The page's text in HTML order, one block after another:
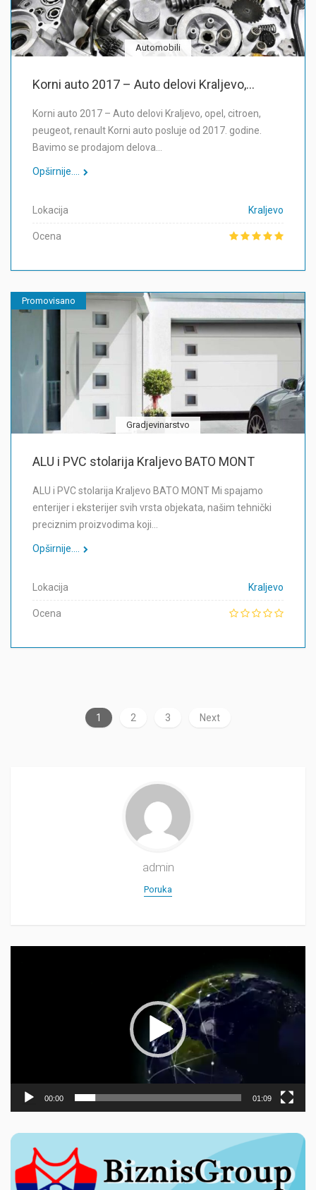
Automobili
Korni auto 2017 – Auto delovi Kraljevo,...
Korni auto 2017 – Auto delovi Kraljevo, opel, citroen,
peugeot, renault Korni auto posluje od 2017. godine.
Bavimo se prodajom delova…
Opširnije....
Lokacija Kraljevo
Ocena
Promovisano
Gradjevinarstvo
ALU i PVC stolarija Kraljevo BATO MONT
ALU i PVC stolarija Kraljevo BATO MONT Mi spajamo
enterijer i eksterijer svih vrsta objekata, našim tehnički
preciznim proizvodima koji…
Opširnije....
Lokacija Kraljevo
Ocena
1 2 3 Next
admin
Poruka
00:00 01:09